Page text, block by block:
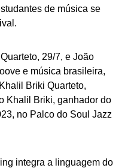
de música se
29/7, e João
e música brasileira,
Briki Quarteto,
Khalil Briki, ganhador do
no Palco do Soul Jazz
integra a linguagem do